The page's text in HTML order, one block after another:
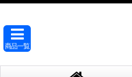
商品一覧